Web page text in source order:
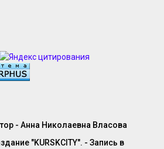
- Анна Николаевна Власова
"KURSKCITY". - Запись в